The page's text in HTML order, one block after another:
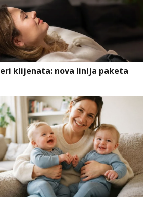
klijenata: nova linija paketa